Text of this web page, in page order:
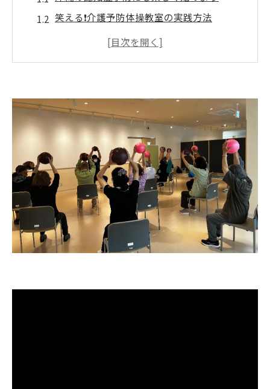
笑える❗️介護予防体操教室の実践方法
認知症予防・引きこもり予防の運動効果
認知機能改善運動で健康長寿をサポート
笑いを取り入れた介護予防体操の魅力とは
笑える❗️介護予防体操教室で笑顔が増える
沖縄の認知症予防にも笑いが大切な理由
認知症予防・転倒予防に笑いを活用する発
想
楽しく続く運動が引きこもり予防に効果的
介護予防体操が認知機能改善に与える影響